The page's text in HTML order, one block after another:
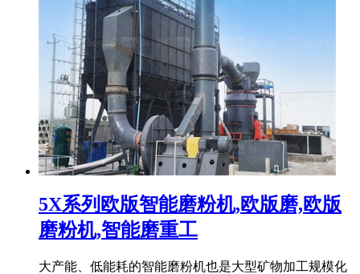
5X系列欧版智能磨粉机,欧版磨,欧版
磨粉机,智能磨重工
大产能、低能耗的智能磨粉机也是大型矿物加工规模化